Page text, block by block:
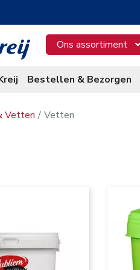
Ons assortiment
Bestellen & Bezorgen
Vetten Vetten